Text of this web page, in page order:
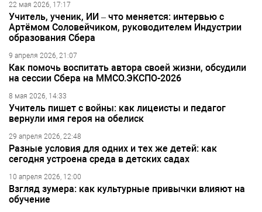
22 мая 2026, 17:17
Учитель, ученик, ИИ – что меняется: интервью с
Артёмом Соловейчиком, руководителем Индустрии
образования Сбера
9 апреля 2026, 21:07
Как помочь воспитать автора своей жизни, обсудили
на сессии Сбера на ММСО.ЭКСПО-2026
8 мая 2026, 14:33
Учитель пишет с войны: как лицеисты и педагог
вернули имя героя на обелиск
29 апреля 2026, 22:48
Разные условия для одних и тех же детей: как
сегодня устроена среда в детских садах
10 апреля 2026, 12:00
Взгляд зумера: как культурные привычки влияют на
обучение